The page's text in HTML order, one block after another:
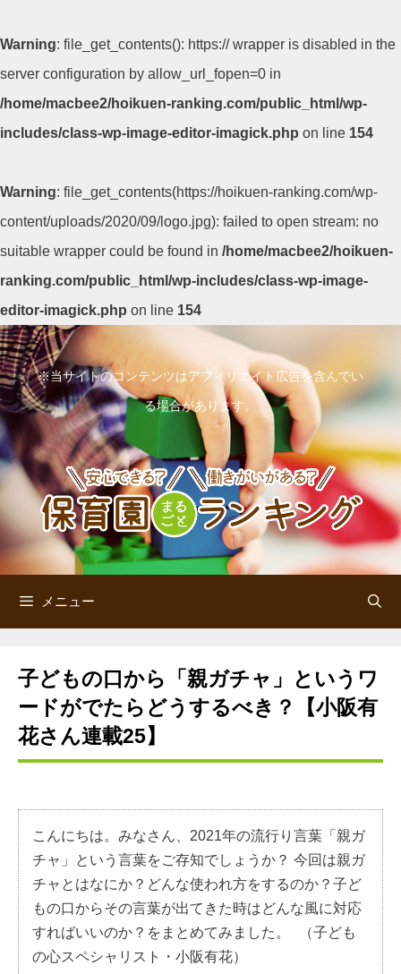
Warning: file_get_contents(): https:// wrapper is disabled in the
server configuration by allow_url_fopen=0 in
/home/macbee2/hoikuen-ranking.com/public_html/wp-
includes/class-wp-image-editor-imagick.php on line 154
Warning: file_get_contents(https://hoikuen-ranking.com/wp-
content/uploads/2020/09/logo.jpg): failed to open stream: no
suitable wrapper could be found in /home/macbee2/hoikuen-
ranking.com/public_html/wp-includes/class-wp-image-
editor-imagick.php on line 154
コ
ン
テ
ン
ツ
ス
ッ
※当サイトのコンテンツはアフィリエイト広告を含んでい
る場合があります。
メニュー
子どもの口から「親ガチャ」というワ
ードがでたらどうするべき？【小阪有
花さん連載25】
こんにちは。みなさん、2021年の流行り言葉「親ガ
チャ」という言葉をご存知でしょうか？ 今回は親ガ
チャとはなにか？どんな使われ方をするのか？子ど
もの口からその言葉が出てきた時はどんな風に対応
すればいいのか？をまとめてみました。 （子ども
の心スペシャリスト・小阪有花）